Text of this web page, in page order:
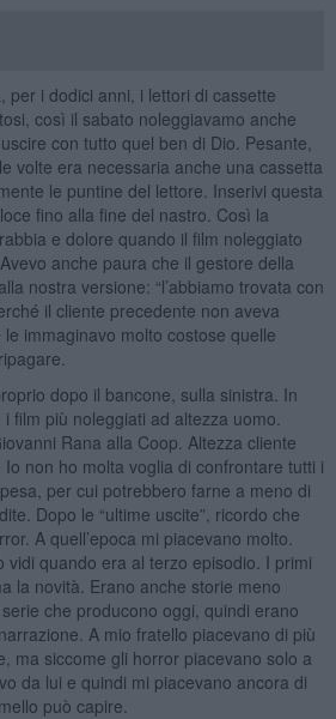
per i dodici anni, i lettori di cassette
così il sabato noleggiavamo anche
con tutto quel ben di Dio. Pesante,
volte era necessaria anche una cassetta
le puntine del lettore. Inserivi questa
fino alla fine del nastro. Così la
e dolore quando il film noleggiato
anche paura che il gestore della
nostra versione: “l’abbiamo trovata con
il cliente precedente non aveva
le immaginavo molto costose quelle
dopo il bancone, sulla sinistra. In
film più noleggiati ad altezza uomo.
Rana alla Coop. Altezza cliente
non ho molta voglia di confrontare tutti i
per cui potrebbero farne a meno di
Dopo le “ultime uscite”, ricordo che
A quell’epoca mi piacevano molto.
vidi quando era al terzo episodio. I primi
la novità. Erano anche storie meno
che producono oggi, quindi erano
A mio fratello piacevano di più
ma siccome gli horror piacevano solo a
da lui e quindi mi piacevano ancora di
può capire.